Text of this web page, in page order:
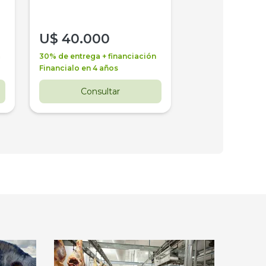
U$ 40.000
30% de entrega + financiación
Financialo en 4 años
Consultar